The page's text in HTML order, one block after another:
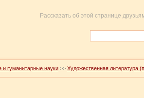
Рассказать об этой странице
гуманитарные науки >> Художественная литература